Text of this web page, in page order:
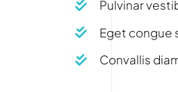
Pulvinar
Eget congue
Convallis